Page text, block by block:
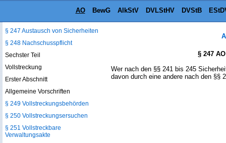
AO BewG AlkStV DVLStHV DVStB
§ 247
Wer nach den §§ 241 bis 245
davon durch eine andere nach den §§
§ 247 Austausch von Sicherheiten
§ 248 Nachschusspflicht
Sechster Teil
Vollstreckung
Erster Abschnitt
Allgemeine Vorschriften
§ 249 Vollstreckungsbehörden
§ 250 Vollstreckungsersuchen
§ 251 Vollstreckbare
Verwaltungsakte